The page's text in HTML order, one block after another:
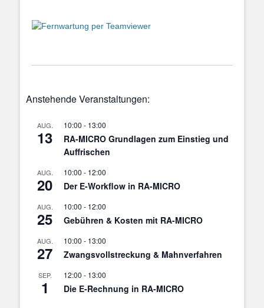
Anstehende Veranstaltungen:
AUG.
13
10:00 - 13:00
RA-MICRO Grundlagen zum Einstieg und
Auffrischen
AUG.
20
10:00 - 12:00
Der E-Workflow in RA-MICRO
AUG.
25
10:00 - 12:00
Gebühren & Kosten mit RA-MICRO
AUG.
27
10:00 - 13:00
Zwangsvollstreckung & Mahnverfahren
SEP.
1
12:00 - 13:00
Die E-Rechnung in RA-MICRO